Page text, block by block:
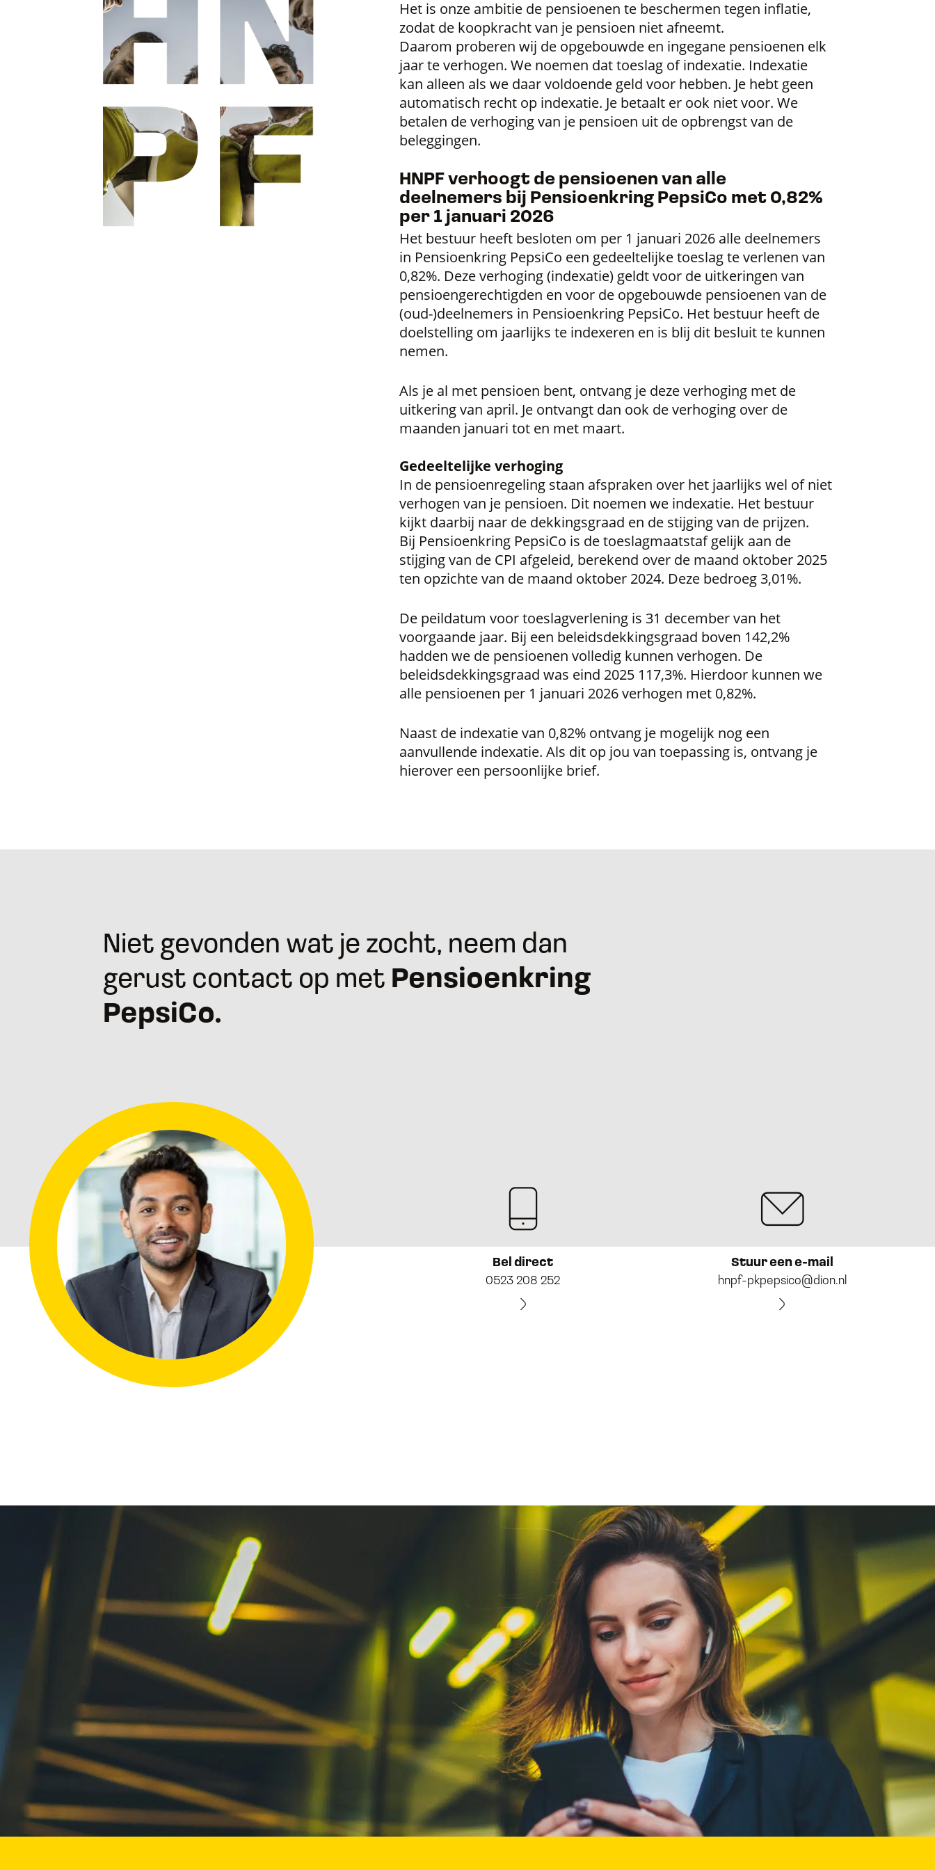
Het is onze ambitie de pensioenen te beschermen tegen inflatie,
zodat de koopkracht van je pensioen niet afneemt.
Daarom proberen wij de opgebouwde en ingegane pensioenen elk
jaar te verhogen. We noemen dat toeslag of indexatie. Indexatie
kan alleen als we daar voldoende geld voor hebben. Je hebt geen
automatisch recht op indexatie. Je betaalt er ook niet voor. We
betalen de verhoging van je pensioen uit de opbrengst van de
beleggingen.
HNPF verhoogt de pensioenen van alle
deelnemers bij Pensioenkring PepsiCo met 0,82%
per 1 januari 2026
Het bestuur heeft besloten om per 1 januari 2026 alle deelnemers
in Pensioenkring PepsiCo een gedeeltelijke toeslag te verlenen van
0,82%. Deze verhoging (indexatie) geldt voor de uitkeringen van
pensioengerechtigden en voor de opgebouwde pensioenen van de
(oud-)deelnemers in Pensioenkring PepsiCo. Het bestuur heeft de
doelstelling om jaarlijks te indexeren en is blij dit besluit te kunnen
nemen.
Als je al met pensioen bent, ontvang je deze verhoging met de
uitkering van april. Je ontvangt dan ook de verhoging over de
maanden januari tot en met maart.
Gedeeltelijke verhoging
In de pensioenregeling staan afspraken over het jaarlijks wel of niet
verhogen van je pensioen. Dit noemen we indexatie. Het bestuur
kijkt daarbij naar de dekkingsgraad en de stijging van de prijzen.
Bij Pensioenkring PepsiCo is de toeslagmaatstaf gelijk aan de
stijging van de CPI afgeleid, berekend over de maand oktober 2025
ten opzichte van de maand oktober 2024. Deze bedroeg 3,01%.
De peildatum voor toeslagverlening is 31 december van het
voorgaande jaar. Bij een beleidsdekkingsgraad boven 142,2%
hadden we de pensioenen volledig kunnen verhogen. De
beleidsdekkingsgraad was eind 2025 117,3%. Hierdoor kunnen we
alle pensioenen per 1 januari 2026 verhogen met 0,82%.
Naast de indexatie van 0,82% ontvang je mogelijk nog een
aanvullende indexatie. Als dit op jou van toepassing is, ontvang je
hierover een persoonlijke brief.
Niet gevonden wat je zocht, neem dan
gerust contact op met Pensioenkring
PepsiCo.
Bel direct
0523 208 252
Stuur een e-mail
hnpf-pkpepsico@dion.nl